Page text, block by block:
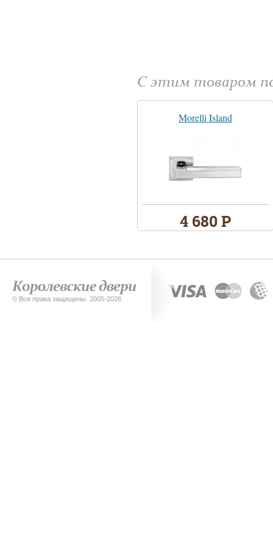
С этим товаром
Morelli Island
4 680 Р
© Все права защищены. 2005-2026